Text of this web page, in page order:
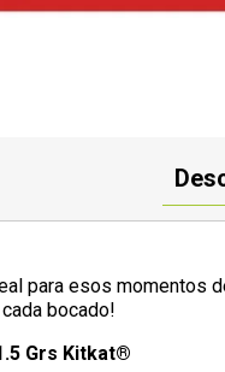
para esos
bocado!
Grs Kitkat®